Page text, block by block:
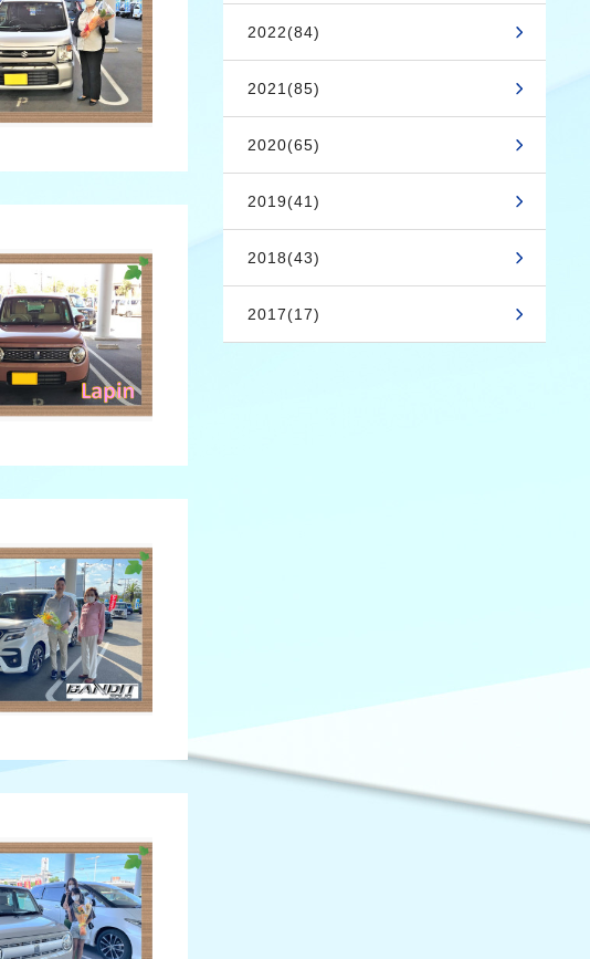
2022(84)
2021(85)
2020(65)
2019(41)
2018(43)
2017(17)